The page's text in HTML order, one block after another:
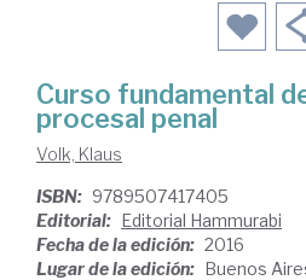
Curso fundamental
procesal penal
Volk, Klaus
ISBN: 9789507417405
Editorial: Editorial Hammurabi
Fecha de la edición: 2016
Lugar de la edición: Buenos